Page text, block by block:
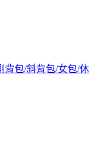
背包/斜背包/女包/休